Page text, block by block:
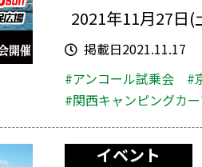
2021年11月27日(
掲載日2021.11.17
#アンコール試乗会
#
#関西キャンピングカ
イベント